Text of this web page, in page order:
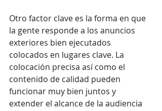
Otro factor clave es la forma en que
la gente responde a los anuncios
exteriores bien ejecutados
colocados en lugares clave. La
colocación precisa así como el
contenido de calidad pueden
funcionar muy bien juntos y
extender el alcance de la audiencia